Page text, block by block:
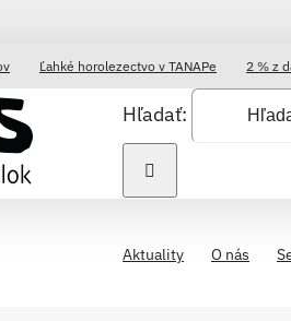
Ľahké horolezectvo v TANAPe 2 % z
Hľadať:
Aktuality O nás